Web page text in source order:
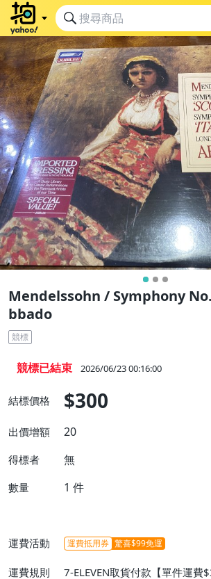
Mendelssohn / Symphony
bbado
競標
競標已結束 2026/06/23 00:16:00
結標價格 $300
出價增額 20
得標者 無
數量 1 件
運費活動 運費抵用券 驚喜$99免運
運費規則
7-ELEVEN取貨付款【單件運費